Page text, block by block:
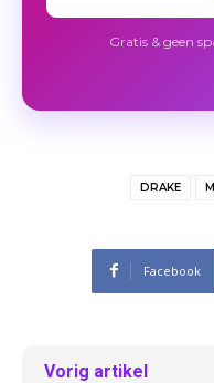
Gratis & geen
DRAKE
Facebook
Vorig artikel